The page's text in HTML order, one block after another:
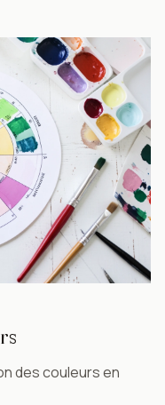
des couleurs en